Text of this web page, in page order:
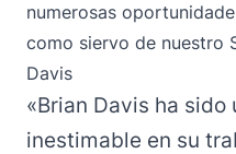
numerosas
como siervo de nuestro
Davis
«Brian Davis ha sido
inestimable en su